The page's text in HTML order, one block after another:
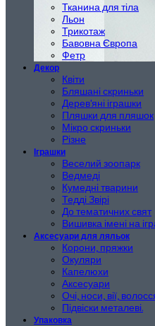
Тканина для тіла
Льон
Трикотаж
Бавовна Європа
Фетр
Декор
Квіти
Бляшані скриньки
Дерев'яні іграшки
Пляшки для пляшок
Мікро скриньки
Різне
Іграшки
Веселий зоопарк
Ведмеді
Кумедні тварини
Тедді Звірі
До тематичних свят
Вишивка імені на
Аксесуари для ляльок
Корони, пряжки
Окуляри
Капелюхи
Аксесуари
Очі, носи, вії,
Підвіски металеві.
Упаковка